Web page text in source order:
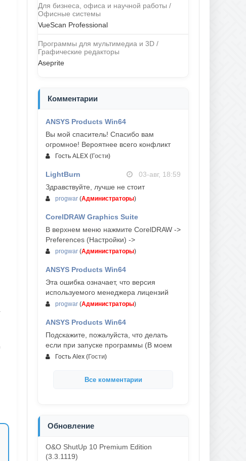
Для бизнеса, офиса и научной работы /
Офисные системы
VueScan Professional
Программы для мультимедиа и 3D /
Графические редакторы
Aseprite
Комментарии
ANSYS Products Win64
Вы мой спаситель! Спасибо вам
огромное! Вероятнее всего конфликт
Гость ALEX (Гости)
LightBurn
03-авг, 18:59
Здравствуйте, лучше не стоит
progwar (Администраторы)
CorelDRAW Graphics Suite
03-авг, 18:58
В верхнем меню нажмите CorelDRAW ->
Preferences (Настройки) ->
progwar (Администраторы)
ANSYS Products Win64
Эта ошибка означает, что версия
используемого менеджера лицензий
progwar (Администраторы)
ANSYS Products Win64
Подскажите, пожалуйста, что делать
если при запуске программы (В моем
Гость Alex (Гости)
Все комментарии
Обновление
O&O ShutUp 10 Premium Edition
(3.3.1119)